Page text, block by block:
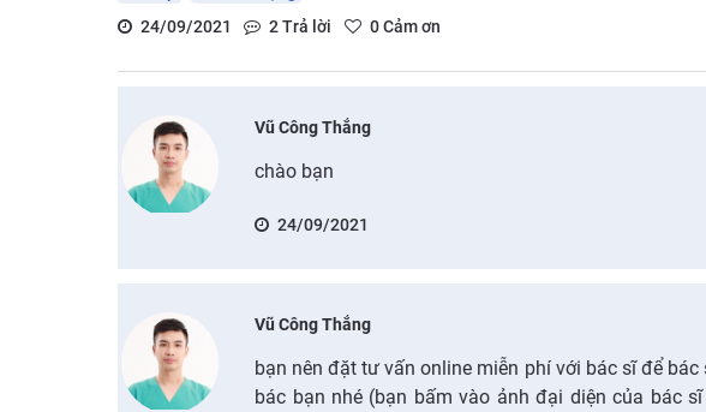
24/09/2021
2Trả lời 0Cảm ơn
Vũ Công Thắng
chào bạn
24/09/2021
Vũ Công Thắng
bạn nên đặt tư vấn online miễn phí với bác sĩ để
bác bạn nhé (bạn bấm vào ảnh đại diện của bác